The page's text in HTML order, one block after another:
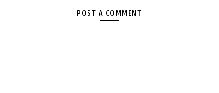
POST A COMMENT